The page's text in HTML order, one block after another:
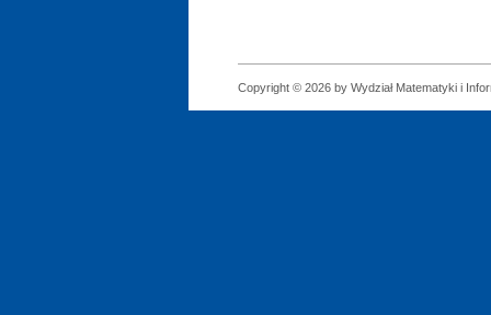
Copyright © 2026 by Wydział Matematyki i